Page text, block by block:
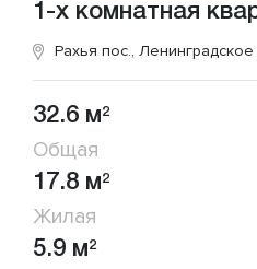
1-х комнатная
Рахья пос.,
32.6 м2
Общая
17.8 м2
Жилая
5.9 м2